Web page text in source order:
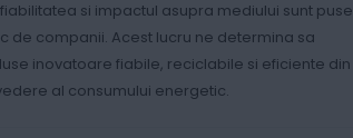
si impactul asupra mediului sunt puse
de companii. Acest lucru ne determina sa
inovatoare fiabile, reciclabile si eficiente din
al consumului energetic.